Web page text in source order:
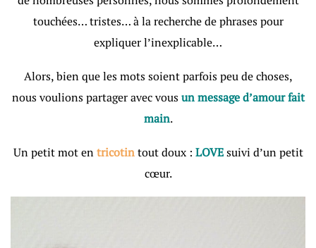
touchées… tristes… à la recherche de phrases pour
expliquer l’inexplicable…
Alors, bien que les mots soient parfois peu de choses,
nous voulions partager avec vousun message d’amour fait
main.
Un petit mot entricotintout doux : LOVEsuivi d’un petit
cœur.